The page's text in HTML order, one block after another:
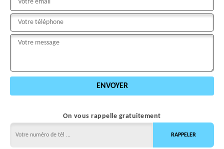
On vous rappelle gratuitement